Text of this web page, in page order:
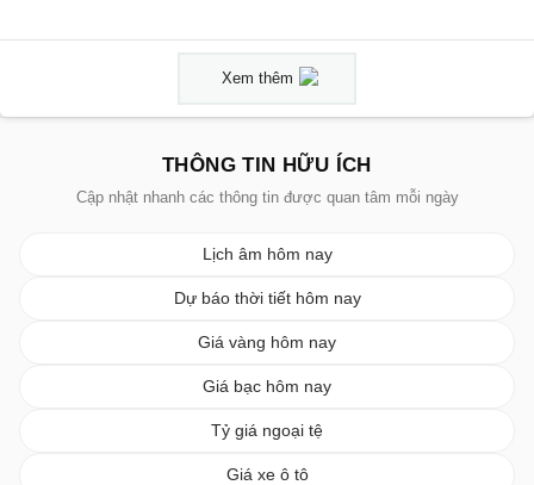
Xem thêm
THÔNG TIN HỮU ÍCH
Cập nhật nhanh các thông tin được quan tâm mỗi ngày
Lịch âm hôm nay
Dự báo thời tiết hôm nay
Giá vàng hôm nay
Giá bạc hôm nay
Tỷ giá ngoại tệ
Giá xe ô tô